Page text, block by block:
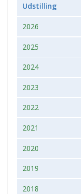
Udstilling
2026
2025
2024
2023
2022
2021
2020
2019
2018